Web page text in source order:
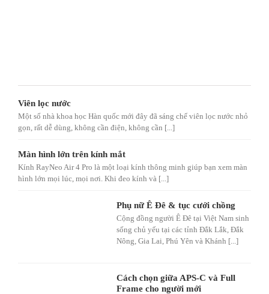
Viên lọc nước
Một số nhà khoa học Hàn quốc mới đây đã sáng chế viên lọc nước nhỏ
gọn, rất dễ dùng, không cần điện, không cần [...]
Màn hình lớn trên kính mắt
Kính RayNeo Air 4 Pro là một loại kính thông minh giúp bạn xem màn
hình lớn mọi lúc, mọi nơi. Khi đeo kính và [...]
Phụ nữ Ê Đê & tục cưới chồng
Cộng đồng người Ê Đê tại Việt Nam sinh
sống chủ yếu tại các tỉnh Đắk Lắk, Đắk
Nông, Gia Lai, Phú Yên và Khánh [...]
Cách chọn giữa APS-C và Full
Frame cho người mới